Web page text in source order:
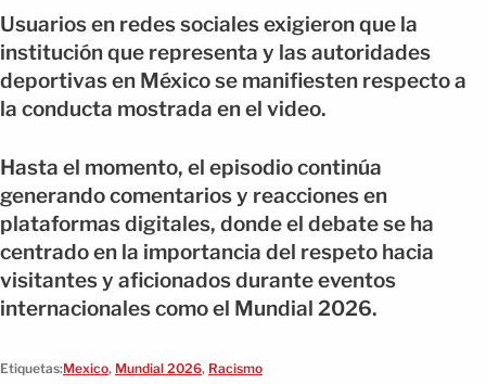
Usuarios en redes sociales exigieron que la
institución que representa y las autoridades
deportivas en México se manifiesten respecto a
la conducta mostrada en el video.
Hasta el momento, el episodio continúa
generando comentarios y reacciones en
plataformas digitales, donde el debate se ha
centrado en la importancia del respeto hacia
visitantes y aficionados durante eventos
internacionales como el Mundial 2026.
Etiquetas:Mexico, Mundial 2026, Racismo